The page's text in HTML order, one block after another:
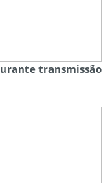
transmissão